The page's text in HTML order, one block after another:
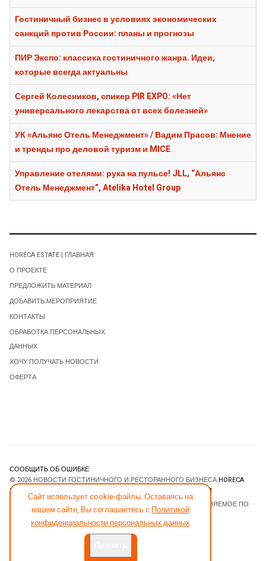
Гостиничный бизнес в условиях экономических
санкций против России: планы и прогнозы
ПИР Экспо: классика гостиничного жанра. Идеи,
которые всегда актуальны
Сергей Колесников, спикер PIR EXPO: «Нет
универсального лекарства от всех болезней»
УК «Альянс Отель Менеджмент» / Вадим Прасов: Мнение
и тренды про деловой туризм и MICE
Управление отелями: рука на пульсе! JLL, “Альянс
Отель Менеджмент”, Atelika Hotel Group
Сайт использует cookie-файлы. Оставаясь на
нашем сайте, Вы соглашаетесь с Политикой
конфиденциальности персональных данных
HORECA ESTATE | ГЛАВНАЯ
О ПРОЕКТЕ
ПРЕДЛОЖИТЬ МАТЕРИАЛ
ДОБАВИТЬ МЕРОПРИЯТИЕ
КОНТАКТЫ
ОБРАБОТКА ПЕРСОНАЛЬНЫХ
ДАННЫХ
ХОЧУ ПОЛУЧАТЬ НОВОСТИ
ОФЕРТА
СООБЩИТЬ ОБ ОШИБКЕ
© 2026 НОВОСТИ ГОСТИНИЧНОГО И РЕСТОРАННОГО БИЗНЕСА HORECA
ESTATE
JOOMLART.COM.
- ПРОГРАММНОЕ ОБЕСПЕЧЕНИЕ, РАСПРОСТРАНЯЕМОЕ ПО
ЛИЦЕНЗИИGNU GENERAL PUBLIC LICENSE